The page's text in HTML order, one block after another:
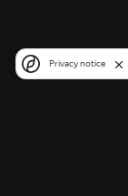
Privacy notice